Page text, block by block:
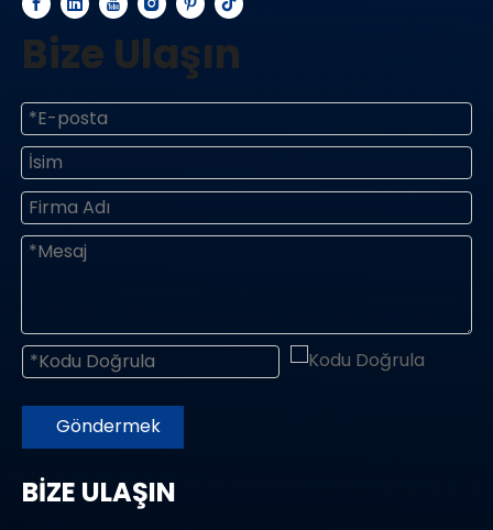
Bize Ulaşın
Göndermek
BİZE ULAŞIN